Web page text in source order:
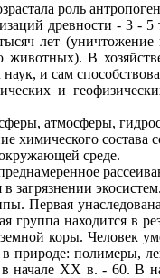
роль
древности - 3 -
лет
животных). В
и сам
и
атмосферы,
химического
среде.
в загрязнении экосистем.
Первая
группа находится в
коры. Человек
природе:
начале XX в. - 60. В